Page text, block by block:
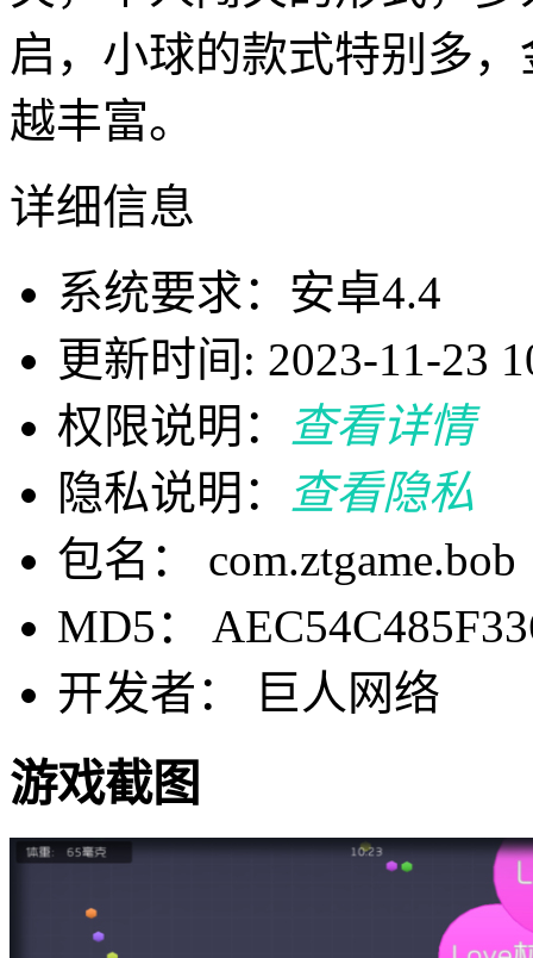
启，小球的款式特别多
越丰富。
详细信息
系统要求：安卓4.4
更新时间: 2023-11-23
权限说明：
查看详情
隐私说明：
查看隐私
包名： com.ztgame.bob
MD5：
开发者： 巨人网络
游戏截图